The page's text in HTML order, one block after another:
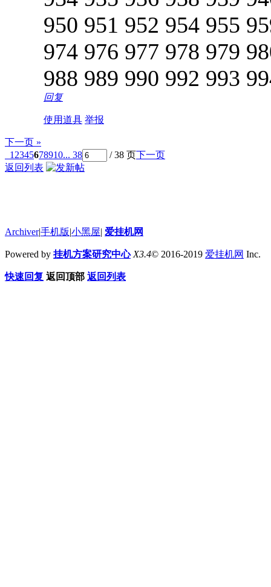
950 951 952 954 955
974 976 977 978 979
988 989 990 992 993
回复
使用道具 举报
下一页 »
1 2345678910... 38 / 38 页下一页
返回列表
Archiver|手机版|小黑屋| 爱挂机网
Powered by 挂机方案研究中心 X3.4© 2016-2019 爱挂机网 Inc.
快速回复 返回顶部 返回列表